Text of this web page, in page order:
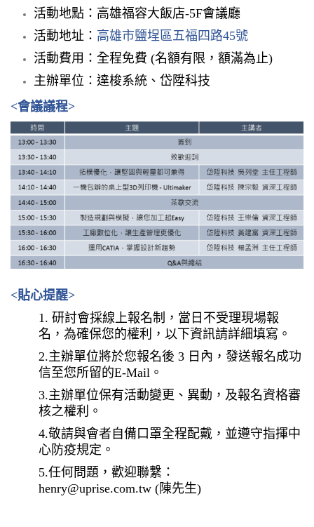
活動地點：高雄福容大飯店-5F會議廳
活動地址： 高雄市鹽埕區五福四路45號
活動費用：全程免費 (名額有限，額滿為止)
主辦單位：達梭系統、岱陞科技
<會議議程>
<貼心提醒>
1. 研討會採線上報名制，當日不受理現場報
名，為確保您的權利，以下資訊請詳細填寫。
2.主辦單位將於您報名後 3 日內，發送報名成功
信至您所留的E-Mail。
3.主辦單位保有活動變更、異動，及報名資格審
核之權利。
4.敬請與會者自備口罩全程配戴，並遵守指揮中
心防疫規定。
5.任何問題，歡迎聯繫：
henry@uprise.com.tw (陳先生)